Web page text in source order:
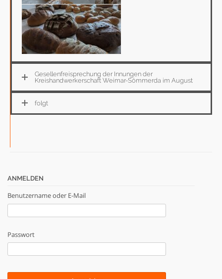
Gesellenfreisprechung der Innungen der
Kreishandwerkerschaft Weimar-Sömmerda im August
folgt
ANMELDEN
Benutzername oder E-Mail
Passwort